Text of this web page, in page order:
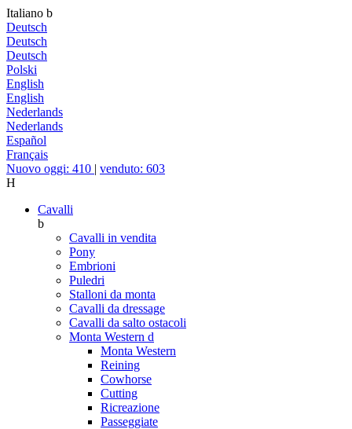
Italiano b
Deutsch
Deutsch
Deutsch
Polski
English
English
Nederlands
Nederlands
Español
Français
Nuovo oggi: 410 | venduto: 603
H
Cavalli
b
Cavalli in vendita
Pony
Embrioni
Puledri
Stalloni da monta
Cavalli da dressage
Cavalli da salto ostacoli
Monta Western d
Monta Western
Reining
Cowhorse
Cutting
Ricreazione
Passeggiate